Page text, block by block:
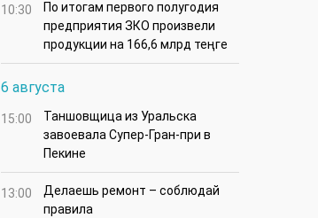
10:30
По итогам первого полугодия
предприятия ЗКО произвели
продукции на 166,6 млрд теңге
6 августа
15:00
Таншовщица из Уральска
завоевала Супер-Гран-при в
Пекине
13:00
Делаешь ремонт – соблюдай
правила